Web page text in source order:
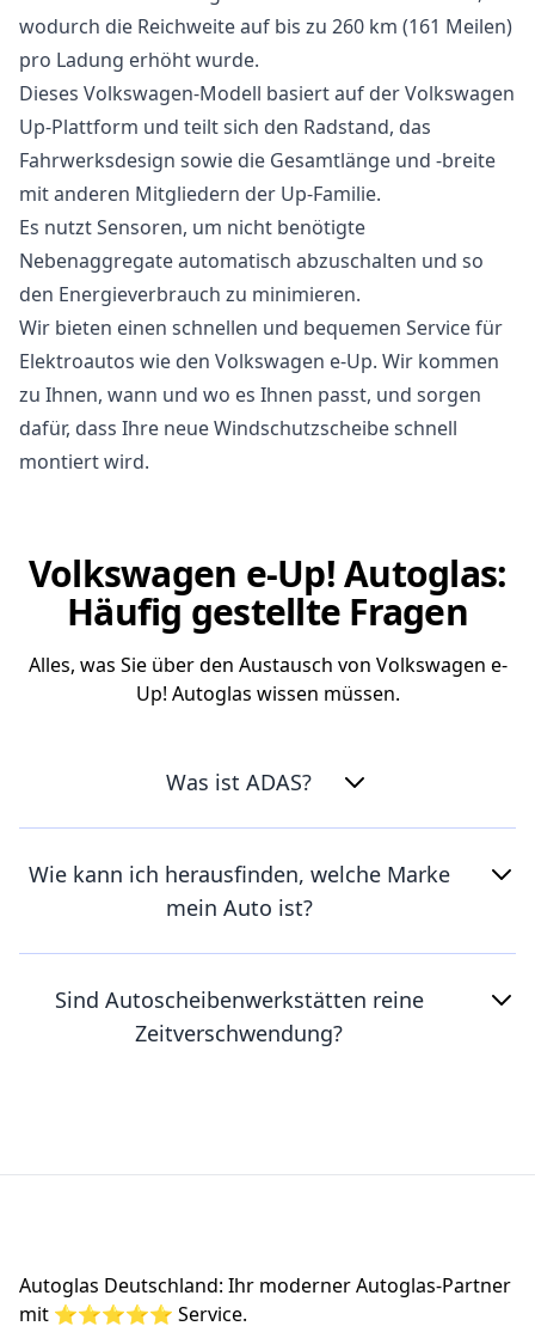
wodurch die Reichweite auf bis zu 260 km (161 Meilen)
pro Ladung erhöht wurde.
Dieses Volkswagen-Modell basiert auf der Volkswagen
Up-Plattform und teilt sich den Radstand, das
Fahrwerksdesign sowie die Gesamtlänge und -breite
mit anderen Mitgliedern der Up-Familie.
Es nutzt Sensoren, um nicht benötigte
Nebenaggregate automatisch abzuschalten und so
den Energieverbrauch zu minimieren.
Wir bieten einen schnellen und bequemen Service für
Elektroautos wie den Volkswagen e-Up. Wir kommen
zu Ihnen, wann und wo es Ihnen passt, und sorgen
dafür, dass Ihre neue Windschutzscheibe schnell
montiert wird.
Volkswagen e-Up! Autoglas:
Häufig gestellte Fragen
Alles, was Sie über den Austausch von Volkswagen e-
Up! Autoglas wissen müssen.
Was ist ADAS?
Wie kann ich herausfinden, welche Marke
mein Auto ist?
Sind Autoscheibenwerkstätten reine
Zeitverschwendung?
Autoglas Deutschland: Ihr moderner Autoglas-Partner
mit ⭐⭐⭐⭐⭐ Service.